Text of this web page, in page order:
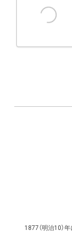
1877（明治10）